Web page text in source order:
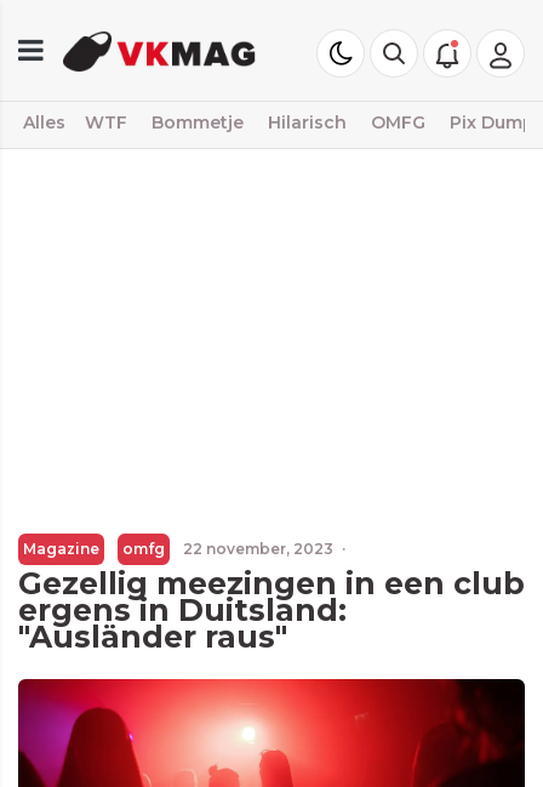
Alles WTF Bommetje Hilarisch OMFG Pix Dump
Magazine omfg 22 november, 2023 ·
Gezellig meezingen in een club
ergens in Duitsland:
"Ausländer raus"